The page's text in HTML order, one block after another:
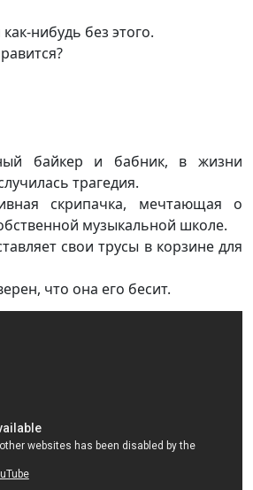
нибудь без этого.
байкер и бабник, в жизни
трагедия.
скрипачка, мечтающая о
музыкальной школе.
свои трусы в корзине для
что она его бесит.